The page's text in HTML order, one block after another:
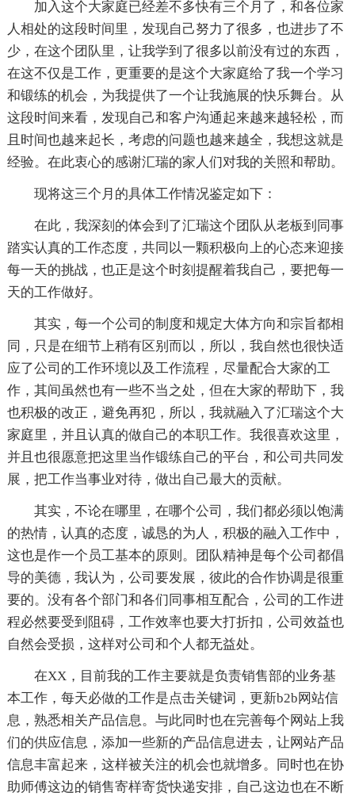
加入这个大家庭已经差不多快有三个月了，和各位家
人相处的这段时间里，发现自己努力了很多，也进步了不
少，在这个团队里，让我学到了很多以前没有过的东西，
在这不仅是工作，更重要的是这个大家庭给了我一个学习
和锻练的机会，为我提供了一个让我施展的快乐舞台。从
这段时间来看，发现自己和客户沟通起来越来越轻松，而
且时间也越来起长，考虑的问题也越来越全，我想这就是
经验。在此衷心的感谢汇瑞的家人们对我的关照和帮助。
现将这三个月的具体工作情况鉴定如下：
在此，我深刻的体会到了汇瑞这个团队从老板到同事
踏实认真的工作态度，共同以一颗积极向上的心态来迎接
每一天的挑战，也正是这个时刻提醒着我自己，要把每一
天的工作做好。
其实，每一个公司的制度和规定大体方向和宗旨都相
同，只是在细节上稍有区别而以，所以，我自然也很快适
应了公司的工作环境以及工作流程，尽量配合大家的工
作，其间虽然也有一些不当之处，但在大家的帮助下，我
也积极的改正，避免再犯，所以，我就融入了汇瑞这个大
家庭里，并且认真的做自己的本职工作。我很喜欢这里，
并且也很愿意把这里当作锻练自己的平台，和公司共同发
展，把工作当事业对待，做出自己最大的贡献。
其实，不论在哪里，在哪个公司，我们都必须以饱满
的热情，认真的态度，诚恳的为人，积极的融入工作中，
这也是作一个员工基本的原则。团队精神是每个公司都倡
导的美德，我认为，公司要发展，彼此的合作协调是很重
要的。没有各个部门和各们同事相互配合，公司的工作进
程必然要受到阻碍，工作效率也要大打折扣，公司效益也
自然会受损，这样对公司和个人都无益处。
在XX，目前我的工作主要就是负责销售部的业务基
本工作，每天必做的工作是点击关键词，更新b2b网站信
息，熟悉相关产品信息。与此同时也在完善每个网站上我
们的供应信息，添加一些新的产品信息进去，让网站产品
信息丰富起来，这样被关注的机会也就增多。同时也在协
助师傅这边的销售寄样寄货快递安排，自己这边也在不断